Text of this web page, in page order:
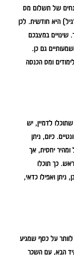
של תשלום מס
היא חודשית. לכן
במצבכם
גם כן.
ומס הכנסה
אחורה. כפי שתוכלו לדמיין, יש
כיום, ניתן
יחסית, אך
כך תוכלו
ואפילו כדאי,
על כסף שמגיע
הבא, עם השכר